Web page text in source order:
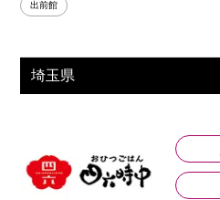
出前館
埼玉県